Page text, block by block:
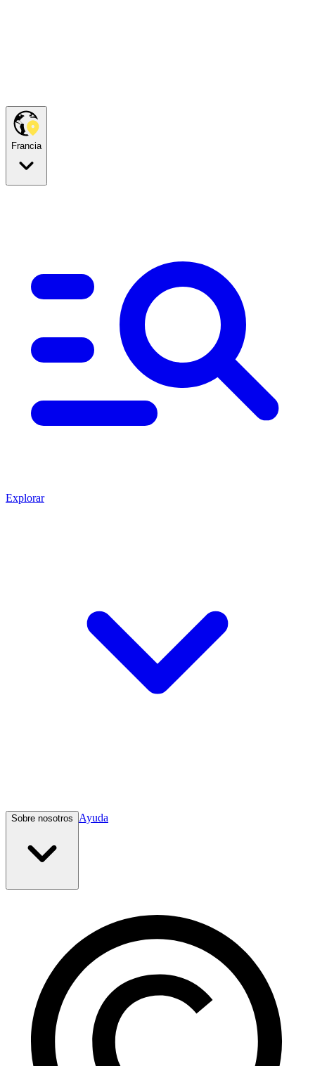
Francia
Explorar
Sobre nosotros Ayuda